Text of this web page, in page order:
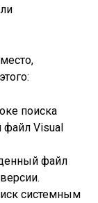
поиска
файл Visual
файл
системным